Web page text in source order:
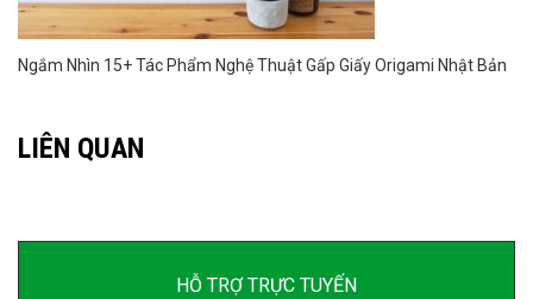
Ngắm Nhìn 15+ Tác Phẩm Nghệ Thuật Gấp Giấy Origami Nhật Bản
LIÊN QUAN
HỖ TRỢ TRỰC TUYẾN